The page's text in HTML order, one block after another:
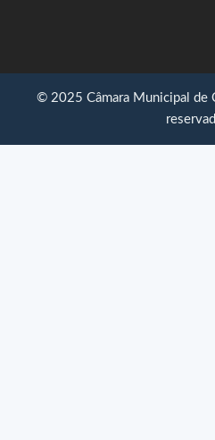
© 2025 Câmara Municipal de